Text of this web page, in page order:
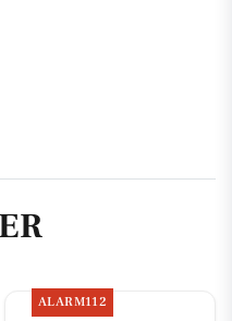
ALARM112